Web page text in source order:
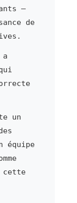
—
de
un
équipe
cette